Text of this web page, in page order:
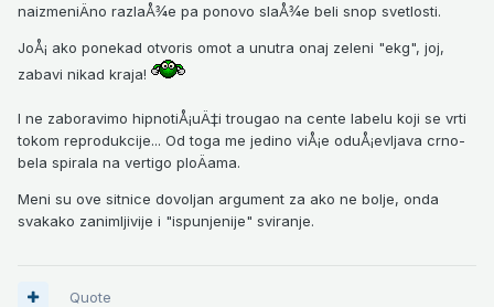
naizmeniÄno razlaÅ¾e pa ponovo slaÅ¾e beli snop svetlosti.
JoÅ¡ ako ponekad otvoris omot a unutra onaj zeleni "ekg", joj,
zabavi nikad kraja!
I ne zaboravimo hipnotiÅ¡uÄ‡i trougao na cente labelu koji se vrti
tokom reprodukcije... Od toga me jedino viÅ¡e oduÅ¡evljava crno-
bela spirala na vertigo ploÄama.
Meni su ove sitnice dovoljan argument za ako ne bolje, onda
svakako zanimljivije i "ispunjenije" sviranje.
Quote